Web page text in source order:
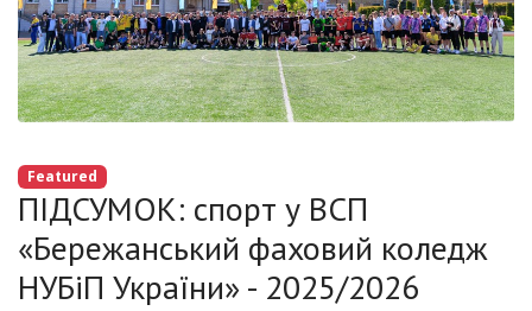
Featured
ПІДСУМОК: спорт у ВСП
«Бережанський фаховий коледж
НУБіП України» - 2025/2026